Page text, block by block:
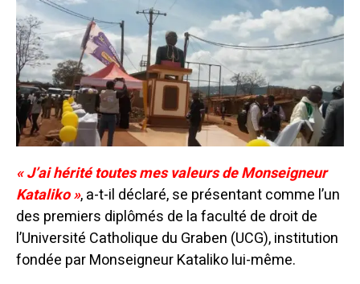
« J’ai hérité toutes mes valeurs de Monseigneur
Kataliko », a-t-il déclaré, se présentant comme l’un
des premiers diplômés de la faculté de droit de
l’Université Catholique du Graben (UCG), institution
fondée par Monseigneur Kataliko lui-même.